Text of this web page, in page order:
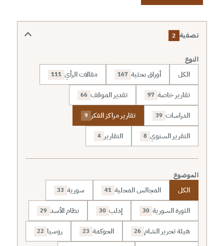
تصفية 2
النوع
الكل أوراق بحثية 167 مقالات الرأي 111
تقارير خاصة 97 تقدير الموقف 66
الدراسات 39 تقارير مراكز الفكر 9
التقرير السنوي 8 التقارير 4
الموضوع
الكل المجالس المحلية 41 سورية 33
الثورة السورية 30 إدلب 30 نظام الأسد 29
هيئة تحرير الشام 26 الحوكمة 23 روسيا 22